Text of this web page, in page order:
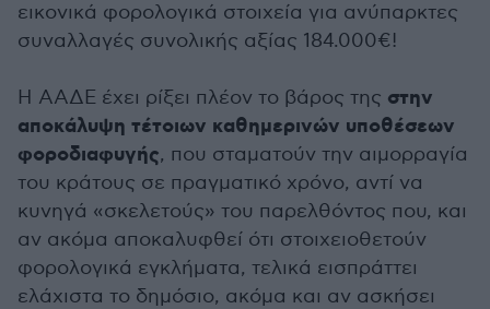
εικονικά φορολογικά στοιχεία για ανύπαρκτες
συναλλαγές συνολικής αξίας 184.000€!
Η ΑΑΔΕ έχει ρίξει πλέον το βάρος της στην
αποκάλυψη τέτοιων καθημερινών υποθέσεων
φοροδιαφυγής, που σταματούν την αιμορραγία
του κράτους σε πραγματικό χρόνο, αντί να
κυνηγά «σκελετούς» του παρελθόντος που, και
αν ακόμα αποκαλυφθεί ότι στοιχειοθετούν
φορολογικά εγκλήματα, τελικά εισπράττει
ελάχιστα το δημόσιο, ακόμα και αν ασκήσει